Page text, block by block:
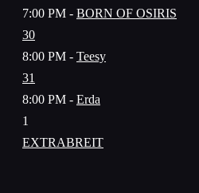
7:00 PM - BORN OF OSIRIS
30
8:00 PM - Teesy
31
8:00 PM - Erda
1
EXTRABREIT